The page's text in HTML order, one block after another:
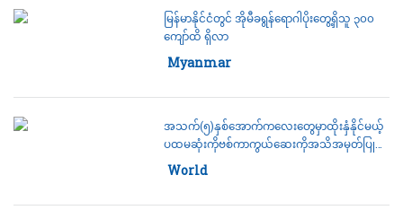
မြန်မာနိုင်ငံတွင် အိုမီခရွန်ရောဂါပိုးတွေ့ရှိသူ ၃၀၀
ကျော်ထိ ရှိလာ
Category:
Myanmar
အသက်(၅)နှစ်အောက်ကလေးတွေမှာထိုးနှံနိုင်မယ့်
ပထမဆုံးကိုဗစ်ကာကွယ်ဆေးကိုအသိအမှတ်ပြုရန်
အမေရိကန်တို့က စဉ်းစားသုံးသပ်လျက်ရှိ
Category:
World